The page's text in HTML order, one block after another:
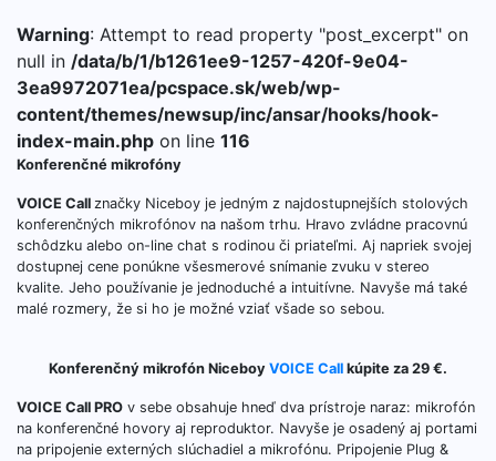
Warning: Attempt to read property "post_excerpt" on
null in /data/b/1/b1261ee9-1257-420f-9e04-
3ea9972071ea/pcspace.sk/web/wp-
content/themes/newsup/inc/ansar/hooks/hook-
index-main.php on line 116
Konferenčné mikrofóny
VOICE Call značky Niceboy je jedným z najdostupnejších stolových
konferenčných mikrofónov na našom trhu. Hravo zvládne pracovnú
schôdzku alebo on-line chat s rodinou či priateľmi. Aj napriek svojej
dostupnej cene ponúkne všesmerové snímanie zvuku v stereo
kvalite. Jeho používanie je jednoduché a intuitívne. Navyše má také
malé rozmery, že si ho je možné vziať všade so sebou.
Konferenčný mikrofón Niceboy VOICE Call kúpite za 29 €.
VOICE Call PRO v sebe obsahuje hneď dva prístroje naraz: mikrofón
na konferenčné hovory aj reproduktor. Navyše je osadený aj portami
na pripojenie externých slúchadiel a mikrofónu. Pripojenie Plug &